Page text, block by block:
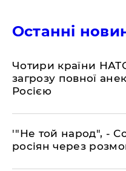
Останні
​Чотири країни
загрозу повної
Росією
​'"Не той народ", -
росіян через